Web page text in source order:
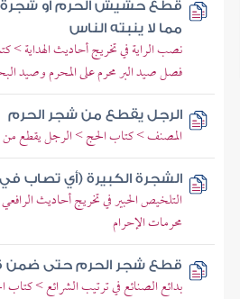
قطع حشيش الحرم أو
مما لا ينبته الناس
نصب الراية في تخريج أحاديث الهداية >
فصل صيد البر محرم على المحرم وصيد
الرجل يقطع من شجر الحرم
المصنف > كتاب الحج > الرجل يقطع
الشجرة الكبيرة (أي تصاب
التلخيص الحبير في تخريج أحاديث
محرمات الإحرام
قطع شجر الحرم حتى ضمن
بدائع الصنائع في ترتيب الشرائع >